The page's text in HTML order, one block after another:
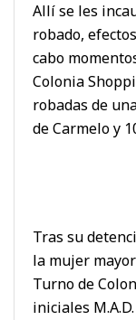
Allí se les
robado,
cabo
Colonia
robadas de
de Carmelo y
Tras su
la mujer
Turno de
iniciales